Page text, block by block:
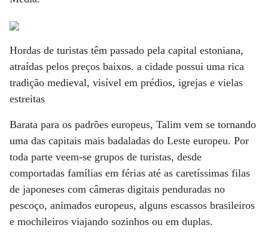
Hordas de turistas têm passado pela capital estoniana,
atraídas pelos preços baixos. a cidade possui uma rica
tradição medieval, visível em prédios, igrejas e vielas
estreitas
Barata para os padrões europeus, Talim vem se tornando
uma das capitais mais badaladas do Leste europeu. Por
toda parte veem-se grupos de turistas, desde
comportadas famílias em férias até as caretíssimas filas
de japoneses com câmeras digitais penduradas no
pescoço, animados europeus, alguns escassos brasileiros
e mochileiros viajando sozinhos ou em duplas.